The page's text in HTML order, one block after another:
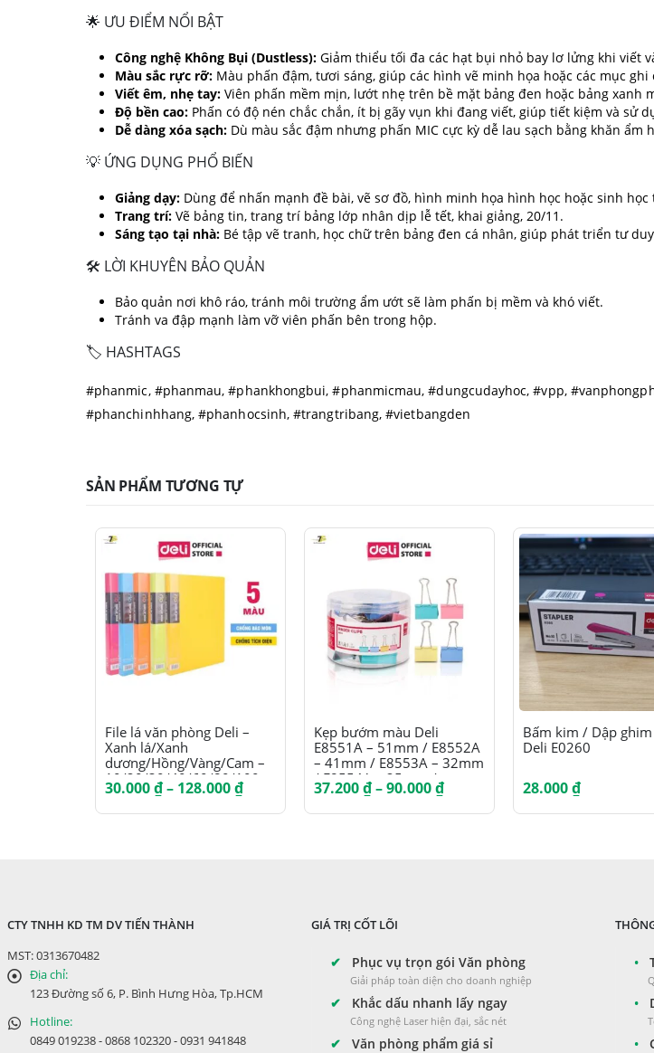
🌟 ƯU ĐIỂM NỔI BẬT
Công nghệ Không Bụi (Dustless): Giảm thiểu tối đa các hạt bụi nhỏ bay lơ lửng khi viết
Màu sắc rực rỡ: Màu phấn đậm, tươi sáng, giúp các hình vẽ minh họa hoặc các mục
Viết êm, nhẹ tay: Viên phấn mềm mịn, lướt nhẹ trên bề mặt bảng đen hoặc bảng xanh
Độ bền cao: Phấn có độ nén chắc chắn, ít bị gãy vụn khi đang viết, giúp tiết kiệm và sử
Dễ dàng xóa sạch: Dù màu sắc đậm nhưng phấn MIC cực kỳ dễ lau sạch bằng khăn ẩm
💡 ỨNG DỤNG PHỔ BIẾN
Giảng dạy: Dùng để nhấn mạnh đề bài, vẽ sơ đồ, hình minh họa hình học hoặc sinh
Trang trí: Vẽ bảng tin, trang trí bảng lớp nhân dịp lễ tết, khai giảng, 20/11.
Sáng tạo tại nhà: Bé tập vẽ tranh, học chữ trên bảng đen cá nhân, giúp phát triển tư
🛠️ LỜI KHUYÊN BẢO QUẢN
Bảo quản nơi khô ráo, tránh môi trường ẩm ướt sẽ làm phấn bị mềm và khó viết.
Tránh va đập mạnh làm vỡ viên phấn bên trong hộp.
🏷️ HASHTAGS
#phanmic, #phanmau, #phankhongbui, #phanmicmau, #dungcudayhoc, #vpp,
#phanchinhhang, #phanhocsinh, #trangtribang, #vietbangden
SẢN PHẨM TƯƠNG TỰ
File lá văn phòng Deli –
Xanh lá/Xanh
dương/Hồng/Vàng/Cam –
10/20/30/40/60/80/100 lá
– 1 chiếc –
E5031/E5032/E5033/E5034/E5035/E5036/E5037
30.000₫– 128.000₫Khoảng
từ
Kẹp bướm màu Deli
E8551A – 51mm / E8552A
– 41mm / E8553A – 32mm
/ E8554A – 25mm /
E8555A – 19mm / E8556A
– 15mm
37.200₫–90.000₫Khoảng
giá:
từ
Bấm kim / Dập ghim
Deli E0260
28.000₫
CTY TNHH KD TM DV TIẾN THÀNH
MST: 0313670482
Địa chỉ:
123 Đường số 6, P. Bình Hưng Hòa, Tp.HCM
Hotline:
0849 019238 - 0868 102320 - 0931 941848
GIÁ TRỊ CỐT LÕI
✔ Phục vụ trọn gói Văn phòng
Giải pháp toàn diện cho doanh nghiệp
✔ Khắc dấu nhanh lấy ngay
Công nghệ Laser hiện đại, sắc nét
✔ Văn phòng phẩm giá sỉ
•
•
•